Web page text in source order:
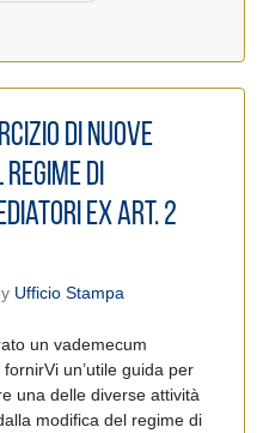
di nuove
di
ex art. 2
Ufficio Stampa
un vademecum
un’utile guida per
una delle diverse attività
modifica del regime di